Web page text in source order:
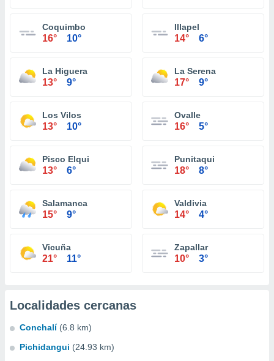
Coquimbo
16° 10°
Illapel
14° 6°
La Higuera
13° 9°
La Serena
17° 9°
Los Vilos
13° 10°
Ovalle
16° 5°
Pisco Elqui
13° 6°
Punitaqui
18° 8°
Salamanca
15° 9°
Valdivia
14° 4°
Vicuña
21° 11°
Zapallar
10° 3°
Localidades cercanas
Conchalí (6.8 km)
Pichidangui (24.93 km)